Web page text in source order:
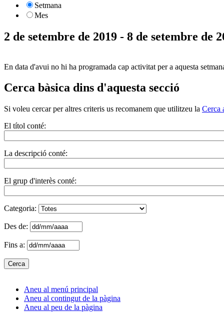
Setmana
Mes
2 de setembre de 2019 - 8 de setembre de
En data d'avui no hi ha programada cap activitat per a aquesta
Cerca bàsica dins d'aquesta secció
Si voleu cercar per altres criteris us recomanem que utilitzeu la Cerca
El títol conté:
La descripció conté:
El grup d'interès conté:
Categoria:
Des de:
Fins a:
Aneu al menú principal
Aneu al contingut de la pàgina
Aneu al peu de la pàgina